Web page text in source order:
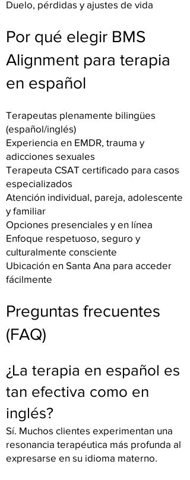
Duelo, pérdidas y ajustes de vida
Por qué elegir BMS
Alignment para terapia
en español
Terapeutas plenamente bilingües
(español/inglés)
Experiencia en EMDR, trauma y
adicciones sexuales
Terapeuta CSAT certificado para casos
especializados
Atención individual, pareja, adolescente
y familiar
Opciones presenciales y en línea
Enfoque respetuoso, seguro y
culturalmente consciente
Ubicación en Santa Ana para acceder
fácilmente
Preguntas frecuentes
(FAQ)
¿La terapia en español es
tan efectiva como en
inglés?
Sí. Muchos clientes experimentan una
resonancia terapéutica más profunda al
expresarse en su idioma materno.